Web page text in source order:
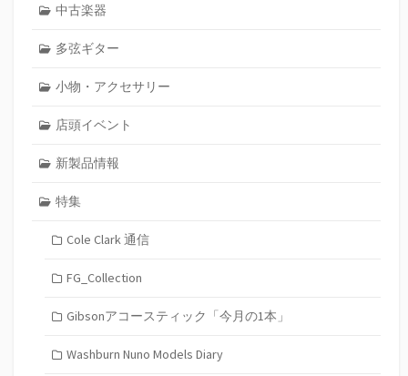
中古楽器
多弦ギター
小物・アクセサリー
店頭イベント
新製品情報
特集
Cole Clark 通信
FG_Collection
Gibsonアコースティック「今月の1本」
Washburn Nuno Models Diary